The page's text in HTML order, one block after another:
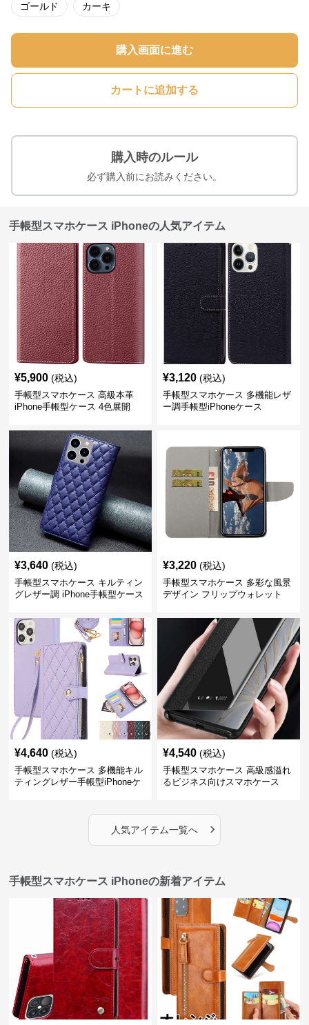
ゴールド カーキ
購入画面に進む
カートに追加する
購入時のルール
必ず購入前にお読みください。
手帳型スマホケース iPhoneの人気アイテム
¥5,900 (税込)
手帳型スマホケース 高級本革
iPhone手帳型ケース 4色展開
¥3,120 (税込)
手帳型スマホケース 多機能レザ
ー調手帳型iPhoneケース
¥3,640 (税込)
手帳型スマホケース キルティン
グレザー調 iPhone手帳型ケース
¥3,220 (税込)
手帳型スマホケース 多彩な風景
デザイン フリップウォレット
¥4,640 (税込)
手帳型スマホケース 多機能キル
ティングレザー手帳型iPhoneケ
¥4,540 (税込)
手帳型スマホケース 高級感溢れ
るビジネス向けスマホケース
人気アイテム一覧へ ›
手帳型スマホケース iPhoneの新着アイテム